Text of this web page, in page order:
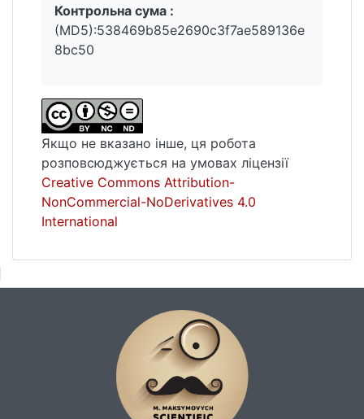
Контрольна сума :
(MD5):538469b85e2690c3f7ae589136e
8bc50
Якщо не вказано інше, ця робота
розповсюджується на умовах ліцензії
Creative Commons Attribution-
NonCommercial-NoDerivatives 4.0
International